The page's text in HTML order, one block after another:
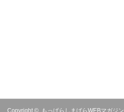
Copyright © もっぱらしまばらWEBマガジン